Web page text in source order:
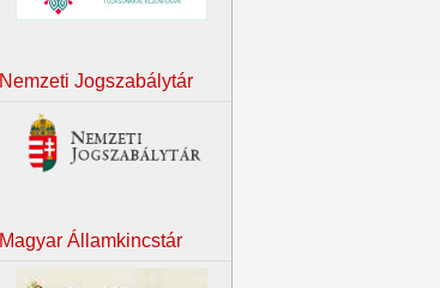
Nemzeti Jogszabálytár
Magyar Államkincstár